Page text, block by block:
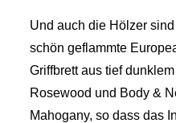
Und auch die Hölzer
schön geflammte
Griffbrett aus tief
Rosewood und Body &
Mahogany, so dass das